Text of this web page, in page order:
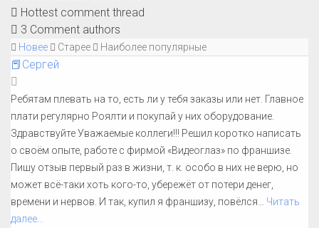
Hottest comment thread
3 Comment authors
Новее Старее Наиболее популярные
📕Сергей
Ребятам плевать на то, есть ли у тебя заказы или нет. Главное
плати регулярно Роялти и покупай у них оборудование.
Здравствуйте Уважаемые коллеги!!! Решил коротко написать
о своём опыте, работе с фирмой «Видеоглаз» по франшизе.
Пишу отзыв первый раз в жизни, т. к. особо в них не верю, но
может всё-таки хоть кого-то, убережёт от потери денег,
времени и нервов. И так, купил я франшизу, повёлся… Читать
далее...